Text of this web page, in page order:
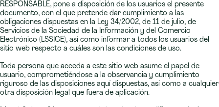
RESPONSABLE, pone a disposición de los usuarios el presente
documento, con el que pretende dar cumplimiento a las
obligaciones dispuestas en la Ley 34/2002, de 11 de julio, de
Servicios de la Sociedad de la Información y del Comercio
Electrónico (LSSICE), así como informar a todos los usuarios del
sitio web respecto a cuáles son las condiciones de uso.
Toda persona que acceda a este sitio web asume el papel de
usuario, comprometiéndose a la observancia y cumplimiento
riguroso de las disposiciones aquí dispuestas, así como a cualquier
otra disposición legal que fuera de aplicación.